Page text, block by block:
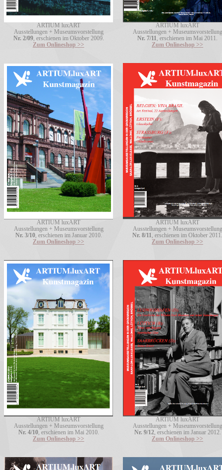
ARTIUM luxART
Ausstellungen + Museumsvorstellung
Nr. 2/09, erschienen im Oktober 2009.
Zum Onlineshop >>
ARTIUM luxART
Ausstellungen + Museumsvorstellung
Nr. 7/11 , erschienen im Mai 2011.
Zum Onlineshop >>
ARTIUM luxART
Ausstellungen + Museumsvorstellung
Nr. 3/10, erschienen im Januar 2010.
Zum Onlineshop >>
ARTIUM luxART
Ausstellungen + Museumsvorstellung
Nr. 8/11 , erschienen im Oktober 2011.
Zum Onlineshop >>
ARTIUM luxART
Ausstellungen + Museumsvorstellung
Nr. 4/10, erschienen im Mai 2010.
Zum Onlineshop >>
ARTIUM luxART
Ausstellungen + Museumsvorstellung
Nr. 9/12, erschienen im Januar 2012.
Zum Onlineshop >>